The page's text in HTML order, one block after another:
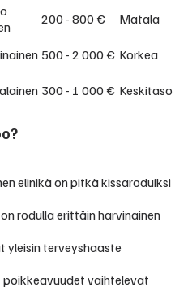
200 - 800 €
Matala
500 - 2 000 € Korkea
300 - 1 000 € Keskitaso
elinikä on pitkä kissaroduiksi
rodulla erittäin harvinainen
yleisin terveyshaaste
poikkeavuudet vaihtelevat